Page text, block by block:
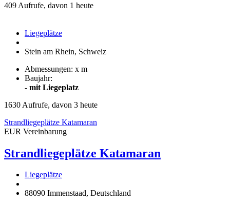
409 Aufrufe, davon 1 heute
Liegeplätze
Stein am Rhein, Schweiz
Abmessungen: x m
Baujahr:
- mit Liegeplatz
1630 Aufrufe, davon 3 heute
Strandliegeplätze Katamaran
EUR Vereinbarung
Strandliegeplätze Katamaran
Liegeplätze
88090 Immenstaad, Deutschland